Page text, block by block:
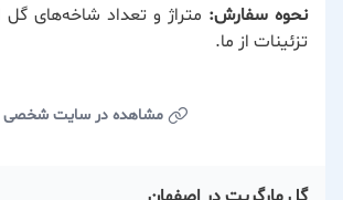
نحوه سفارش: متراژ و تعداد شاخه‌های گل
تزئینات از ما.
مشاهده در سایت شخصی